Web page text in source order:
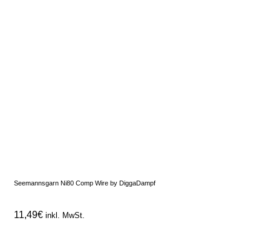
Seemannsgarn Ni80 Comp Wire by DiggaDampf
11,49€ inkl. MwSt.